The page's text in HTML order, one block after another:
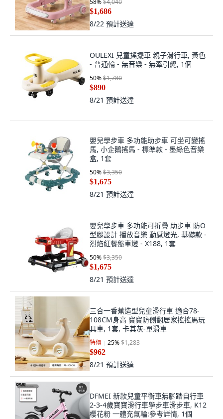
58%$4,040
$1,686
8/22 預計送達
OULEXI 兒童搖擺車 親子滑行車, 黃色
- 普通輪 - 無音樂 - 無牽引繩, 1個
50%$1,780
$890
8/21 預計送達
嬰兒學步車 多功能助步車 可坐可變搖
馬, 小企鵝搖馬 - 標準款 - 墨綠色音樂
盒, 1套
50%$3,350
$1,675
8/21 預計送達
嬰兒學步車 多功能可折疊 助步車 防O
型腿設計 播放音樂 動感燈光, 基礎款 -
烈焰紅餐盤車燈 - X188, 1套
50%$3,350
$1,675
8/21 預計送達
三合一香蕉造型兒童滑行車 適合78-
108CM身高 寶寶防側翻居家搖搖馬玩
具車, 1套, 卡其灰-單滑車
特價 25%$1,283
$962
8/21 預計送達
DFMEI 新款兒童平衡車無腳踏自行車
2-3-4歲寶寶滑行車學步車滑步車, K12
櫻花粉 一體充氣輪:參考詳情, 1個